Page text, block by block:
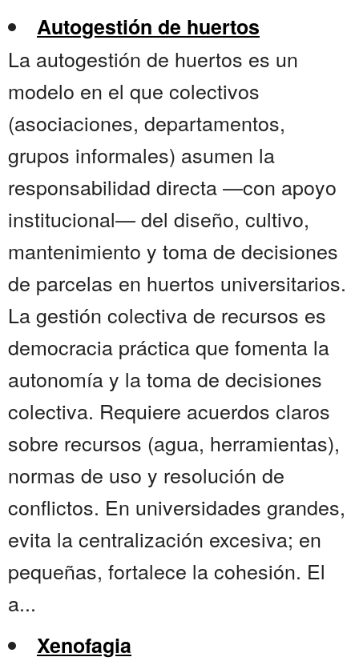
Autogestión de huertos
La autogestión de huertos es un
modelo en el que colectivos
(asociaciones, departamentos,
grupos informales) asumen la
responsabilidad directa —con apoyo
institucional— del diseño, cultivo,
mantenimiento y toma de decisiones
de parcelas en huertos universitarios.
La gestión colectiva de recursos es
democracia práctica que fomenta la
autonomía y la toma de decisiones
colectiva. Requiere acuerdos claros
sobre recursos (agua, herramientas),
normas de uso y resolución de
conflictos. En universidades grandes,
evita la centralización excesiva; en
pequeñas, fortalece la cohesión. El
a...
Xenofagia